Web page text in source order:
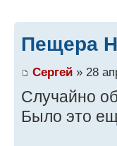
Пещера
Сергей » 28
Случайно
Было это